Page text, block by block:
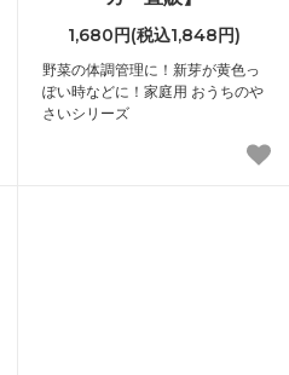
1,680円(税込1,848円)
野菜の体調管理に！新芽が黄色っ
ぽい時などに！家庭用 おうちのや
さいシリーズ